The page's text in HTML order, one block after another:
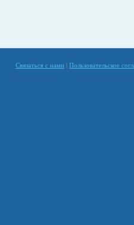
Связаться с нами | Пользовательское